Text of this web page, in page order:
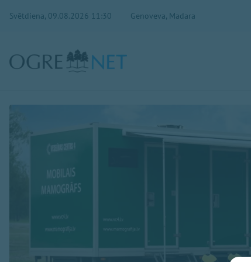
Svētdiena, 09.08.2026 11:30 Genoveva, Madara